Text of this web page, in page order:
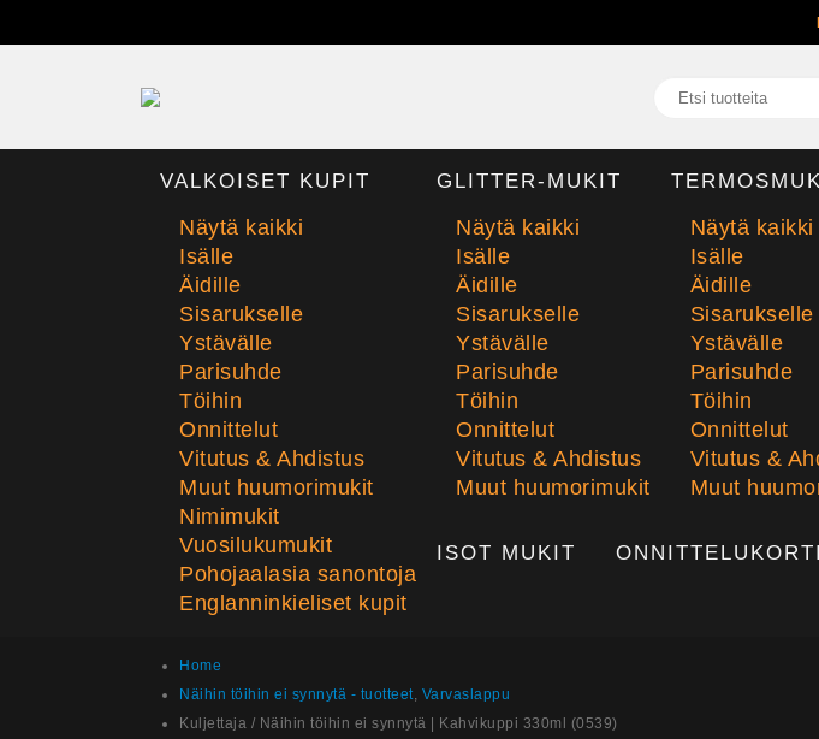
VALKOISET KUPIT
Näytä kaikki
Isälle
Äidille
Sisarukselle
Ystävälle
Parisuhde
Töihin
Onnittelut
Vitutus & Ahdistus
Muut huumorimukit
Nimimukit
Vuosilukumukit
Pohojaalasia sanontoja
Englanninkieliset kupit
GLITTER-MUKIT
Näytä kaikki
Isälle
Äidille
Sisarukselle
Ystävälle
Parisuhde
Töihin
Onnittelut
Vitutus & Ahdistus
Muut huumorimukit
Näytä kaikki
Isälle
Äidille
Sisarukselle
Ystävälle
Parisuhde
Töihin
Onnittelut
Vitutus &
Muut
ISOT MUKIT
Home
Näihin töihin ei synnytä - tuotteet, Varvaslappu
Kuljettaja / Näihin töihin ei synnytä | Kahvikuppi 330ml (0539)